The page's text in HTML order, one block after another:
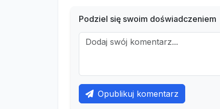
Podziel się swoim doświadczeniem
Opublikuj komentarz